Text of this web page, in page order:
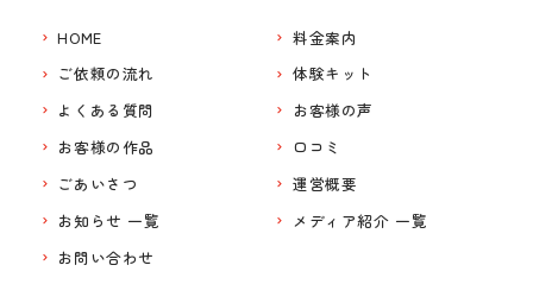
HOME
料金案内
ご依頼の流れ
体験キット
よくある質問
お客様の声
お客様の作品
口コミ
ごあいさつ
運営概要
お知らせ 一覧
メディア紹介 一覧
お問い合わせ